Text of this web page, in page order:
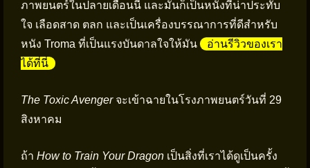
ภาพยนตร์ในปลายเดือนนี้ และมันก็เป็นหนังที่น่าประทับ
ใจ เลือดสาด ตลก และเป็นเครื่องบรรณาการที่ดีสำหรับ
หนัง Troma ที่เป็นแรงบันดาลใจให้มัน
อ่านรีวิวของเรา
ได้ที่นี่
The Toxic Avengerจะเข้าฉายในโรงภาพยนตร์วันที่ 29
สิงหาคม
ถ้า How to Train Your Dragon เป็นสิ่งที่เราได้ดูเป็นครั้ง